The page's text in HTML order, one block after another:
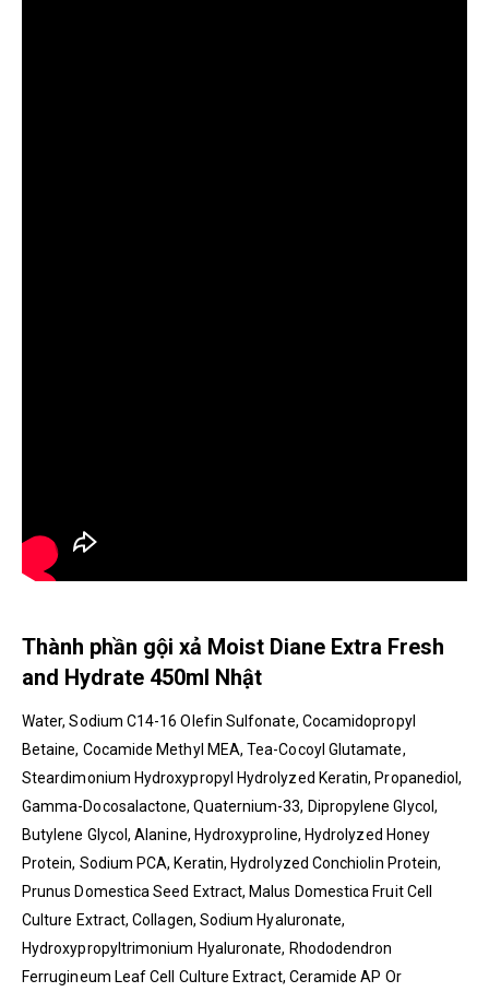
Thành phần gội xả Moist Diane Extra Fresh
and Hydrate 450ml Nhật
Water, Sodium C14-16 Olefin Sulfonate, Cocamidopropyl
Betaine, Cocamide Methyl MEA, Tea-Cocoyl Glutamate,
Steardimonium Hydroxypropyl Hydrolyzed Keratin, Propanediol,
Gamma-Docosalactone, Quaternium-33, Dipropylene Glycol,
Butylene Glycol, Alanine, Hydroxyproline, Hydrolyzed Honey
Protein, Sodium PCA, Keratin, Hydrolyzed Conchiolin Protein,
Prunus Domestica Seed Extract, Malus Domestica Fruit Cell
Culture Extract, Collagen, Sodium Hyaluronate,
Hydroxypropyltrimonium Hyaluronate, Rhododendron
Ferrugineum Leaf Cell Culture Extract, Ceramide AP Or